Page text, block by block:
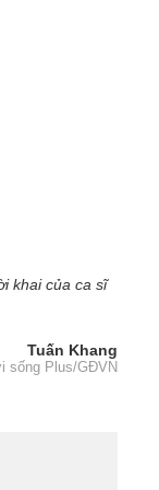
khai của ca sĩ
Tuấn Khang
sống Plus/GĐVN